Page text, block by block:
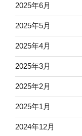
2025年6月
2025年5月
2025年4月
2025年3月
2025年2月
2025年1月
2024年12月